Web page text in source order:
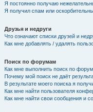
Я постоянно получаю
Я получил спам или
Друзья и недруги
Что означают списки друзей и
Как мне добавлять / удалять
Поиск по форумам
Как мне выполнить поиск по
Почему мой поиск не даёт
В результате моего поиска я
Как мне найти пользователя
Как мне найти свои сообщения и